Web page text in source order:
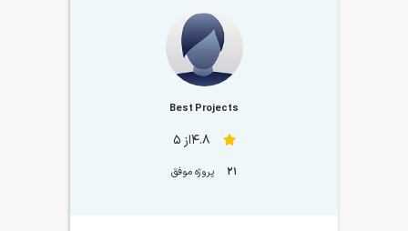
Best Projects
4.8از 5
21 پروژه موفق